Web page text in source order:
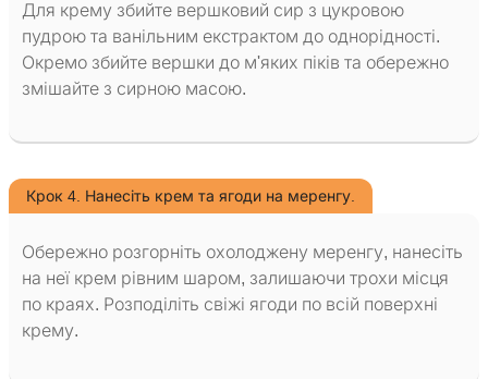
Для крему збийте вершковий сир з цукровою
пудрою та ванільним екстрактом до однорідності.
Окремо збийте вершки до м'яких піків та обережно
змішайте з сирною масою.
Крок 4. Нанесіть крем та ягоди на меренгу.
Обережно розгорніть охолоджену меренгу, нанесіть
на неї крем рівним шаром, залишаючи трохи місця
по краях. Розподіліть свіжі ягоди по всій поверхні
крему.